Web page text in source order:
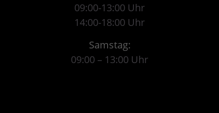
09:00-13:00 Uhr
14:00-18:00 Uhr
Samstag:
09:00 – 13:00 Uhr